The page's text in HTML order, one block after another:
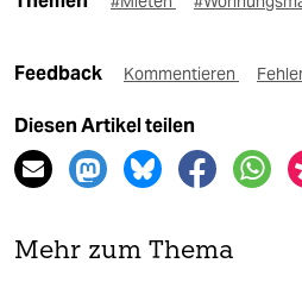
Feedback Kommentieren
Diesen Artikel teilen
Mehr zum Thema